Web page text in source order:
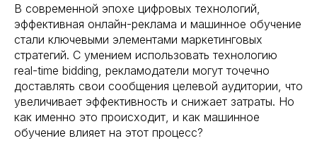
В современной эпохе цифровых технологий,
эффективная онлайн-реклама и машинное обучение
стали ключевыми элементами маркетинговых
стратегий. С умением использовать технологию
real-time bidding, рекламодатели могут точечно
доставлять свои сообщения целевой аудитории, что
увеличивает эффективность и снижает затраты. Но
как именно это происходит, и как машинное
обучение влияет на этот процесс?